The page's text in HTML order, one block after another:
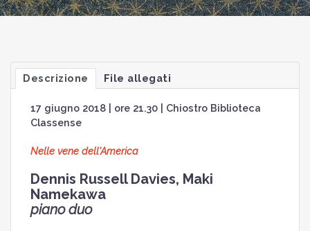
Descrizione File allegati
17 giugno 2018 | ore 21.30 | Chiostro Biblioteca
Classense
Nelle vene dell'America
Dennis Russell Davies, Maki
Namekawa
piano duo